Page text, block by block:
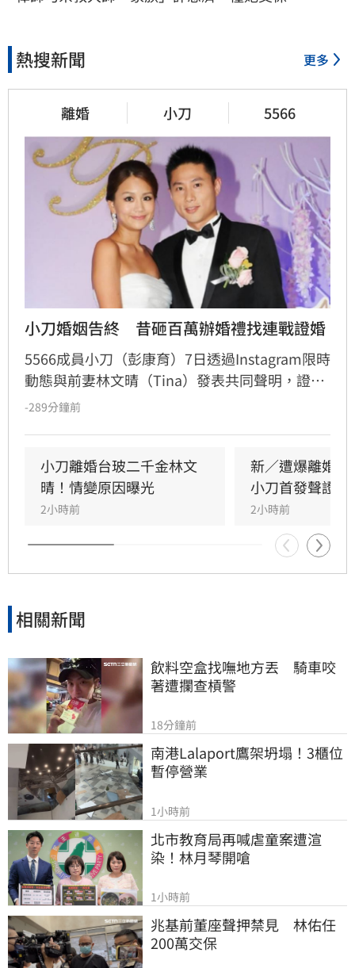
熱搜新聞 更多
離婚 小刀 5566
小刀婚姻告終　昔砸百萬辦婚禮找連戰證婚
5566成員小刀（彭康育）7日透過Instagram限時
動態與前妻林文晴（Tina）發表共同聲明，證實
兩人已結束14年婚姻。聲明中表示，兩人其實已
同陪伴、守護一對子女成長，同時希望外界尊重
雙方決定，之後不再對離婚一事做任何回應。
-289分鐘前
小刀離婚台玻二千金林文
晴！情變原因曝光
2小時前
新／遭爆離婚
小刀首發聲證實
2小時前
相關新聞
飲料空盒找嘸地方丟　騎車咬
著遭攔查槓警
18分鐘前
南港Lalaport鷹架坍塌！3櫃位
暫停營業
1小時前
北市教育局再喊虐童案遭渲
染！林月琴開嗆
1小時前
兆基前董座聲押禁見　林佑任
200萬交保